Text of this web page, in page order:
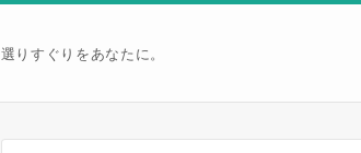
選りすぐりをあなたに。